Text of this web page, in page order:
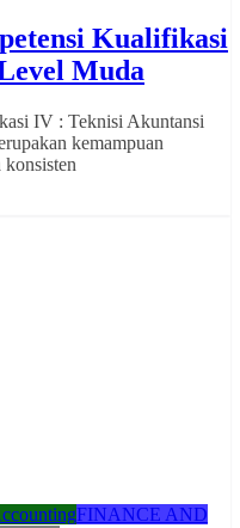
Kualifikasi
Muda
IV : Teknisi Akuntansi
kemampuan
FINANCE AND